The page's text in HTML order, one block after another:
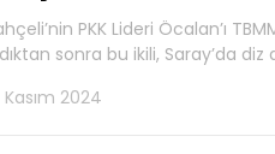
PKK Lideri Öcalan’ı
sonra bu ikili, Saray’da diz
Kasım 2024